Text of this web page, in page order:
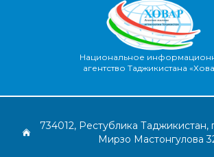
Национальное
агентство Таджикистана
734012, Рестублика Таджикистан,
Мирзо Мастонгулова